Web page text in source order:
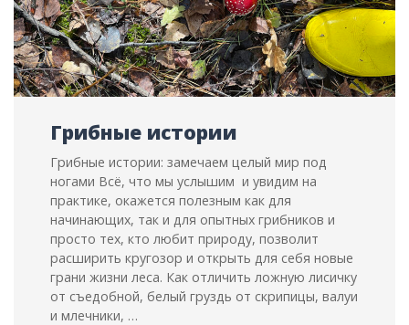
Грибные истории
Грибные истории: замечаем целый мир под
ногами Всё, что мы услышим и увидим на
практике, окажется полезным как для
начинающих, так и для опытных грибников и
просто тех, кто любит природу, позволит
расширить кругозор и открыть для себя новые
грани жизни леса. Как отличить ложную лисичку
от съедобной, белый груздь от скрипицы, валуи
и млечники, …